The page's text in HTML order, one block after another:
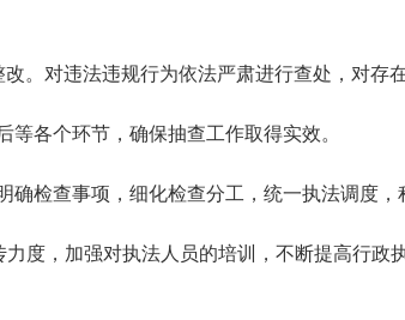
。对违法违规行为依法严肃进行查处，对存
各个环节，确保抽查工作取得实效。
检查事项，细化检查分工，统一执法调度，
度，加强对执法人员的培训，不断提高行政